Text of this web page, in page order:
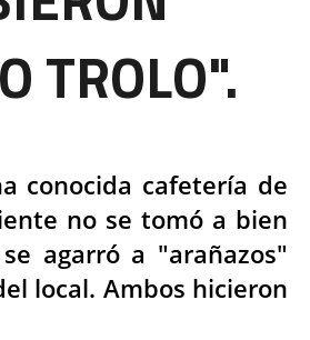
TROLO".
conocida cafetería de
no se tomó a bien
agarró a "arañazos"
local. Ambos hicieron